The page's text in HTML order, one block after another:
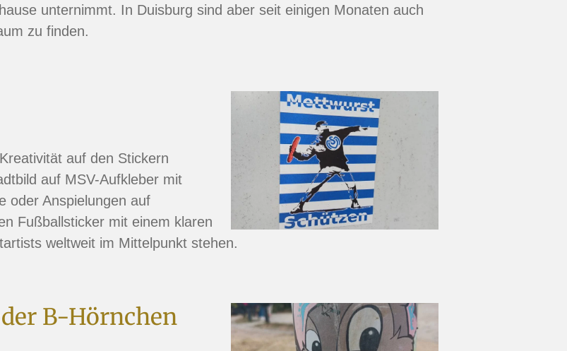
unternimmt. In Duisburg sind aber seit einigen Monaten auch
zu finden.
auf den Stickern
auf MSV-Aufkleber mit
oder Anspielungen auf
Fußballsticker mit einem klaren
weltweit im Mittelpunkt stehen.
B-Hörnchen